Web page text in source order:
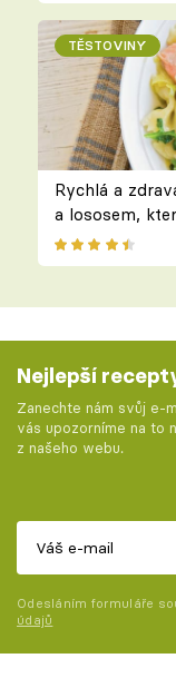
TĚSTOVINY
Rychlá a
a lososem,
Nejlepší
Zanechte nám svůj e-
vás upozorníme na to
z našeho webu.
Odesláním formuláře
údajů